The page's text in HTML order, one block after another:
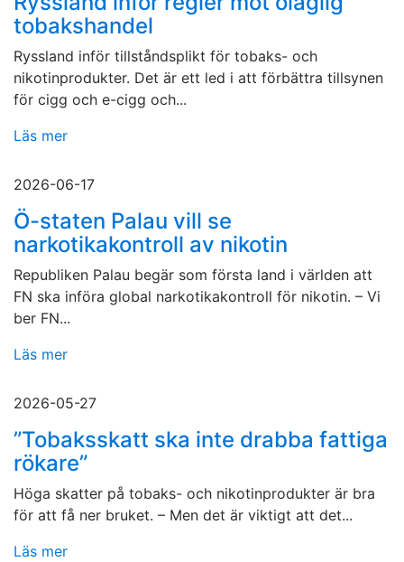
tobakshandel
Ryssland inför tillståndsplikt för tobaks- och
nikotinprodukter. Det är ett led i att förbättra tillsynen
för cigg och e-cigg och...
Läs mer
2026-06-17
Ö-staten Palau vill se
narkotikakontroll av nikotin
Republiken Palau begär som första land i världen att
FN ska införa global narkotikakontroll för nikotin. – Vi
ber FN...
Läs mer
2026-05-27
”Tobaksskatt ska inte drabba fattiga
rökare”
Höga skatter på tobaks- och nikotinprodukter är bra
för att få ner bruket. – Men det är viktigt att det...
Läs mer